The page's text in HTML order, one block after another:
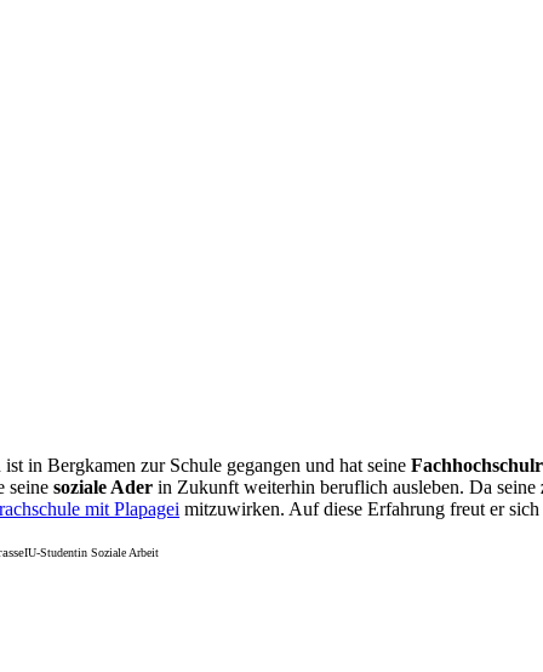
ist in Bergkamen zur Schule gegangen und hat seine
seinesoziale Ader in Zukunft weiterhin beruflich ausleben. Da seine
mit Plapagei mitzuwirken. Auf diese Erfahrung freut er sich
IU-Studentin Soziale Arbeit